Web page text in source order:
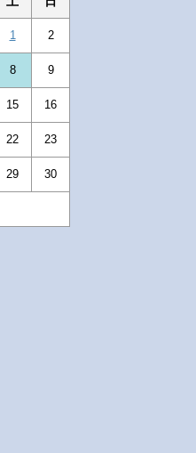
1 2
8 9
15 16
22 23
29 30